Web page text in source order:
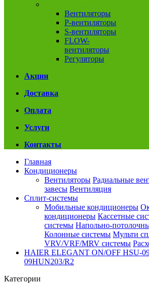
Вентиляторы
P-вентиляторы
S-вентиляторы
FLOW-
вентиляторы
Регуляторы
Акции
Доставка
Оплата
Услуги
Контакты
Главная
Кондиционеры
Вентиляторы Радиальные
завесы Вентиляция
Сплит-системы
Мобильные кондиционеры
кондиционеры Кассетные
системы Напольно-
Колонные системы Мульти
VRV/VRF/MRV системы
HAIER ELEGANT ON/OFF HSU-
09HUN203/R2
Категории